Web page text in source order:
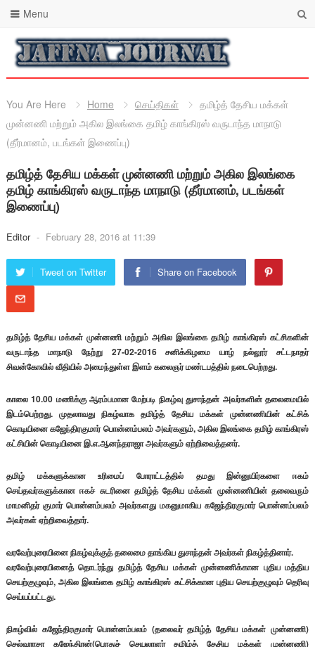
Menu
You Are Here Home செய்திகள்
தமிழ்த் தேசிய மக்கள்
முன்னணி மற்றும் அகில இலங்கை தமிழ் காங்கிரஸ் வருடாந்த மாநாடு
(தீர்மானம், படங்கள் இணைப்பு)
தமிழ்த் தேசிய மக்கள் முன்னணி மற்றும் அகில இலங்கை
தமிழ் காங்கிரஸ் வருடாந்த மாநாடு (தீர்மானம், படங்கள்
இணைப்பு)
Editor - February 28, 2016 at 11:39
Tweet on Twitter Share on Facebook
தமிழ்த் தேசிய மக்கள் முன்னணி மற்றும் அகில இலங்கை தமிழ் காங்கிரஸ் கட்சிகளின்
வருடாந்த மாநாடு நேற்று 27-02-2016 சனிக்கிழமை யாழ் நல்லூர் சட்டநாதர்
சிவன்கோவில் வீதியில் அமைந்துள்ள இளம் கலைஞர் மண்டபத்தில் நடைபெற்றது.
காலை 10.00 மணிக்கு ஆரம்பமான மேற்படி நிகழ்வு துசாந்தன் அவர்களின் தலைமையில்
இடம்பெற்றது. முதலாவது நிகழ்வாக தமிழ்த் தேசிய மக்கள் முன்னணியின் கட்சிக்
கொடியினை கஜேந்திரகுமார் பொன்னம்பலம் அவர்களும், அகில இலங்கை தமிழ் காங்கிரஸ்
கட்சியின் கொடியினை இ.எ.ஆனந்தராஜா அவர்களும் ஏற்றிவைத்தனர்.
தமிழ் மக்களுக்கான உரிமைப் போராட்டத்தில் தமது இன்னுயிர்களை ஈகம்
செய்தவர்களுக்கான ஈகச் சுடரினை தமிழ்த் தேசிய மக்கள் முன்னணியின் தலைவரும்
மாமனிதர் குமார் பொன்னம்பலம் அவர்களது மகனுமாகிய கஜேந்திரகுமார் பொன்னம்பலம்
அவர்கள் ஏற்றிவைத்தார்.
வரவேற்புரையினை நிகழ்வுக்குத் தலைமை தாங்கிய துசாந்தன் அவர்கள் நிகழ்த்தினார்.
வரவேற்புரையினைத் தொடர்ந்து தமிழ்த் தேசிய மக்கள் முன்னணிக்கான புதிய மத்திய
செயற்குழுவும், அகில இலங்கை தமிழ் காங்கிரஸ் கட்சிக்கான புதிய செயற்குழுவும் தெரிவு
செய்யப்பட்டது.
நிகழ்வில் கஜேந்திரகுமார் பொன்னம்பலம் (தலைவர் தமிழ்த் தேசிய மக்கள் முன்னணி)
செல்வராசா கஜேந்திரன்(பொதுச் செயலாளர் தமிழ்த் தேசிய மக்கள் முன்னணி)